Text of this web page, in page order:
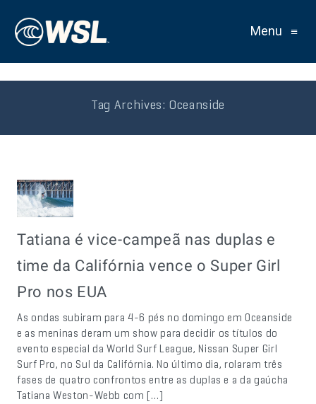
Menu ≡
Tag Archives: Oceanside
Tatiana é vice-campeã nas duplas e
time da Califórnia vence o Super Girl
Pro nos EUA
As ondas subiram para 4-6 pés no domingo em Oceanside
e as meninas deram um show para decidir os títulos do
evento especial da World Surf League, Nissan Super Girl
Surf Pro, no Sul da Califórnia. No último dia, rolaram três
fases de quatro confrontos entre as duplas e a da gaúcha
Tatiana Weston-Webb com […]